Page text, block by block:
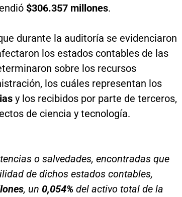
$306.357 millones.
durante la auditoría se evidenciaron
los estados contables de las
sobre los recursos
los cuáles representan los
y los recibidos por parte de terceros,
de ciencia y tecnología.
o salvedades, encontradas que
de dichos estados contables,
, un 0,054% del activo total de la